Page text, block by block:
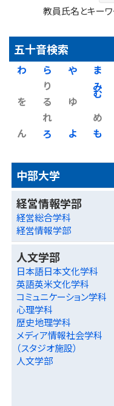
教員氏名とキーワ
五十音検索
ま
み
む
め
も
や
ゆ
よ
ら
り
る
れ
ろ
わ
を
ん
中部大学
経営情報学部
経営総合学科
経営情報学部
人文学部
日本語日本文化学科
英語英米文化学科
コミュニケーション学科
心理学科
歴史地理学科
メディア情報社会学科
（スタジオ施設）
人文学部